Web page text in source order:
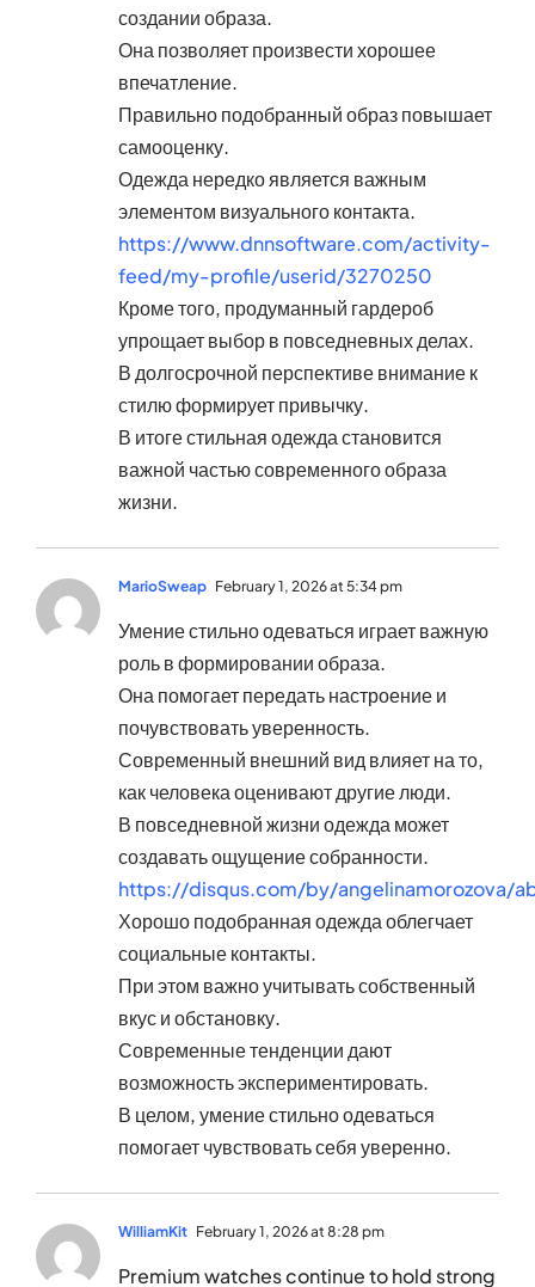
создании образа.
Она позволяет произвести хорошее
впечатление.
Правильно подобранный образ повышает
самооценку.
Одежда нередко является важным
элементом визуального контакта.
https://www.dnnsoftware.com/activity-
feed/my-profile/userid/3270250
Кроме того, продуманный гардероб
упрощает выбор в повседневных делах.
В долгосрочной перспективе внимание к
стилю формирует привычку.
В итоге стильная одежда становится
важной частью современного образа
жизни.
MarioSweap February 1, 2026 at 5:34 pm
Умение стильно одеваться играет важную
роль в формировании образа.
Она помогает передать настроение и
почувствовать уверенность.
Современный внешний вид влияет на то,
как человека оценивают другие люди.
В повседневной жизни одежда может
создавать ощущение собранности.
https://disqus.com/by/angelinamorozova/
Хорошо подобранная одежда облегчает
социальные контакты.
При этом важно учитывать собственный
вкус и обстановку.
Современные тенденции дают
возможность экспериментировать.
В целом, умение стильно одеваться
помогает чувствовать себя уверенно.
WilliamKit February 1, 2026 at 8:28 pm
Premium watches continue to hold strong